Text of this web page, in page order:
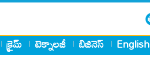
క్రైమ్ టెక్నాలజీ బిజినెస్ English